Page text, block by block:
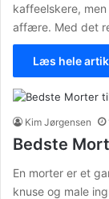
kaffeelskere,
affære. Med det
Læs hele
Kim Jørgensen
Bedste
En morter er et
knuse og male